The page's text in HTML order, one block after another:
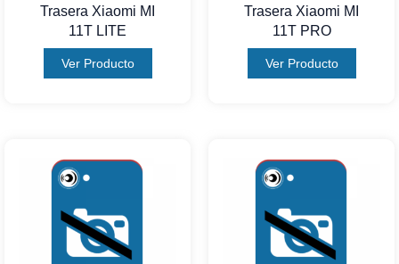
Trasera Xiaomi MI
11T LITE
Ver Producto
Trasera Xiaomi MI
11T PRO
Ver Producto